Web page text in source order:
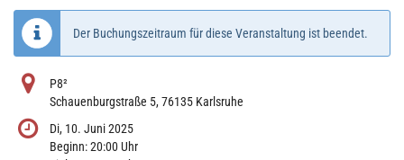
Der Buchungszeitraum für diese Veranstaltung ist beendet.
P8²
Schauenburgstraße 5, 76135 Karlsruhe
Di, 10. Juni 2025
Beginn:20:00Uhr